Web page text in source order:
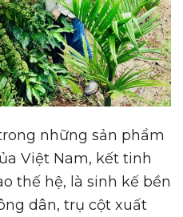
những sản phẩm
Việt Nam, kết tinh
thế hệ, là sinh kế bền
dân, trụ cột xuất